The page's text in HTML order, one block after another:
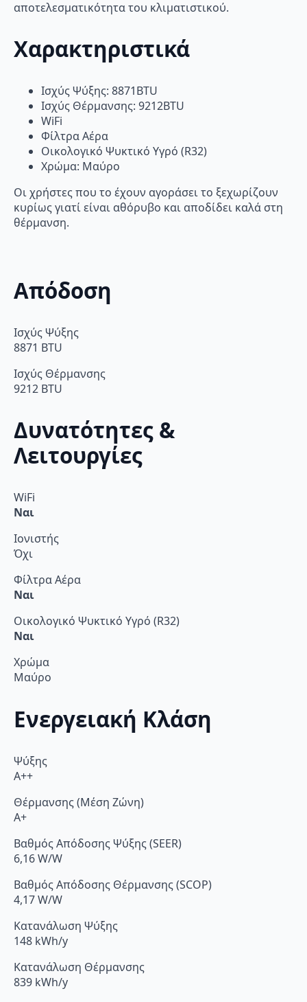
αποτελεσματικότητα του κλιματιστικού.
Χαρακτηριστικά
Ισχύς Ψύξης: 8871BTU
Ισχύς Θέρμανσης: 9212BTU
WiFi
Φίλτρα Αέρα
Οικολογικό Ψυκτικό Υγρό (R32)
Χρώμα: Μαύρο
Οι χρήστες που το έχουν αγοράσει το ξεχωρίζουν
κυρίως γιατί είναι αθόρυβο και αποδίδει καλά στη
θέρμανση.
Απόδοση
Ισχύς Ψύξης
8871 BTU
Ισχύς Θέρμανσης
9212 BTU
Δυνατότητες &
Λειτουργίες
WiFi
Ναι
Ιονιστής
Όχι
Φίλτρα Αέρα
Ναι
Οικολογικό Ψυκτικό Υγρό (R32)
Ναι
Χρώμα
Μαύρο
Ενεργειακή Κλάση
Ψύξης
A++
Θέρμανσης (Μέση Ζώνη)
A+
Βαθμός Απόδοσης Ψύξης (SEER)
6,16 W/W
Βαθμός Απόδοσης Θέρμανσης (SCOP)
4,17 W/W
Κατανάλωση Ψύξης
148 kWh/y
Κατανάλωση Θέρμανσης
839 kWh/y